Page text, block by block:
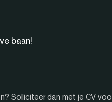
baan!
Solliciteer dan met je CV